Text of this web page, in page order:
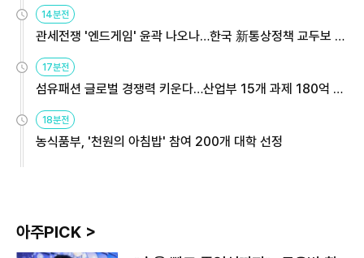
14분전
관세전쟁 '엔드게임' 윤곽 나오나…한국 新통상정책 교두보 활
17분전
섬유패션 글로벌 경쟁력 키운다…산업부 15개 과제 180억 지
18분전
농식품부, '천원의 아침밥' 참여 200개 대학 선정
아주PICK >